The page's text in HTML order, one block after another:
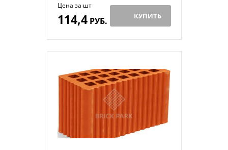
Цена за шт
114,4РУБ. КУПИТЬ